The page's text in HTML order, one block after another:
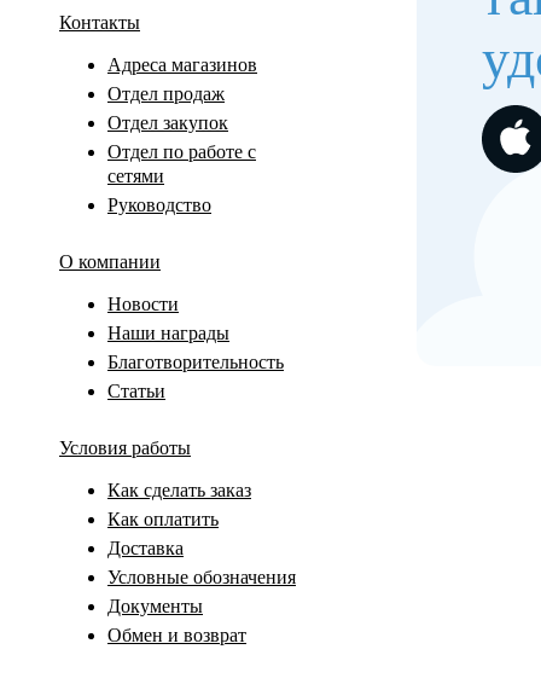
Контакты
Адреса магазинов
Отдел продаж
Отдел закупок
Отдел по работе с
сетями
Руководство
О компании
Новости
Наши награды
Благотворительность
Статьи
Условия работы
Как сделать заказ
Как оплатить
Доставка
Условные обозначения
Документы
Обмен и возврат